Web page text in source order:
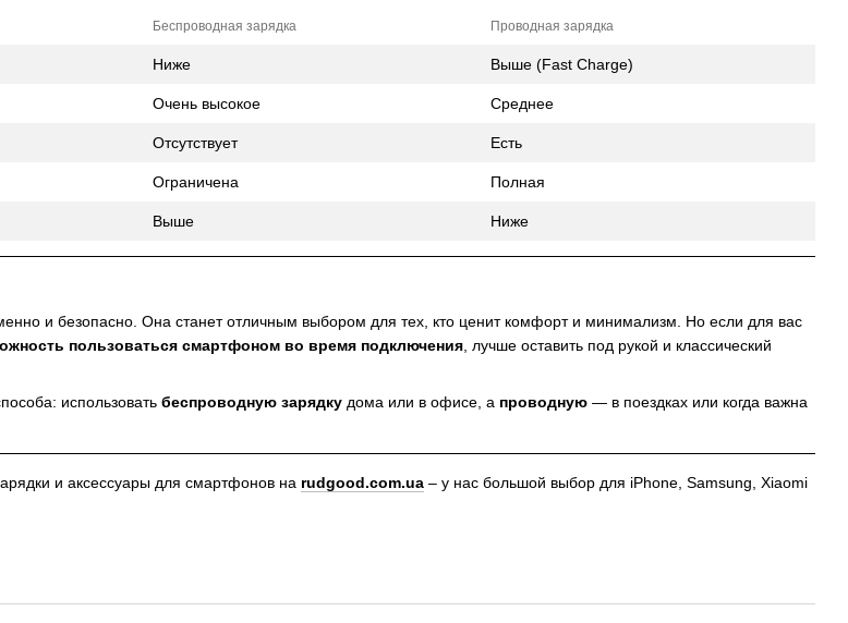
Беспроводная зарядка Проводная зарядка
Ниже Выше (Fast Charge)
Очень высокое Среднее
Отсутствует Есть
Ограничена Полная
Выше Ниже
и безопасно. Она станет отличным выбором для тех, кто ценит комфорт и минимализм. Но если для вас
пользоваться смартфоном во время подключения , лучше оставить под рукой и классический
использовать беспроводную зарядку дома или в офисе, а проводную — в поездках или когда важна
и аксессуары для смартфонов на rudgood.com.ua – у нас большой выбор для iPhone, Samsung, Xiaomi